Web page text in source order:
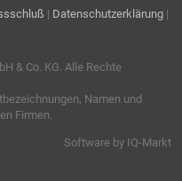
| Datenschutzerklärung |
& Co. KG. Alle Rechte
Namen und
Firmen.
Software by IQ-Markt